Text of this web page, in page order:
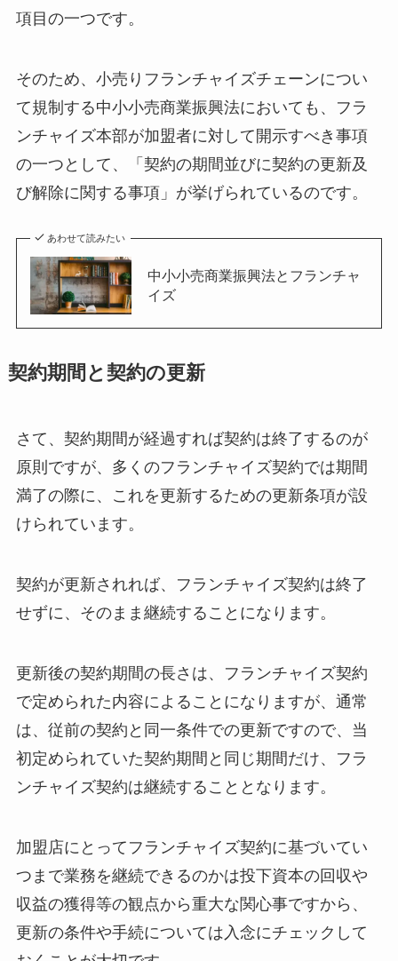
項目の一つです。
そのため、小売りフランチャイズチェーンについ
て規制する中小小売商業振興法においても、フラ
ンチャイズ本部が加盟者に対して開示すべき事項
の一つとして、「契約の期間並びに契約の更新及
び解除に関する事項」が挙げられているのです。
あわせて読みたい
中小小売商業振興法とフランチャ
イズ
契約期間と契約の更新
さて、契約期間が経過すれば契約は終了するのが
原則ですが、多くのフランチャイズ契約では期間
満了の際に、これを更新するための更新条項が設
けられています。
契約が更新されれば、フランチャイズ契約は終了
せずに、そのまま継続することになります。
更新後の契約期間の長さは、フランチャイズ契約
で定められた内容によることになりますが、通常
は、従前の契約と同一条件での更新ですので、当
初定められていた契約期間と同じ期間だけ、フラ
ンチャイズ契約は継続することとなります。
加盟店にとってフランチャイズ契約に基づいてい
つまで業務を継続できるのかは投下資本の回収や
収益の獲得等の観点から重大な関心事ですから、
更新の条件や手続については入念にチェックして